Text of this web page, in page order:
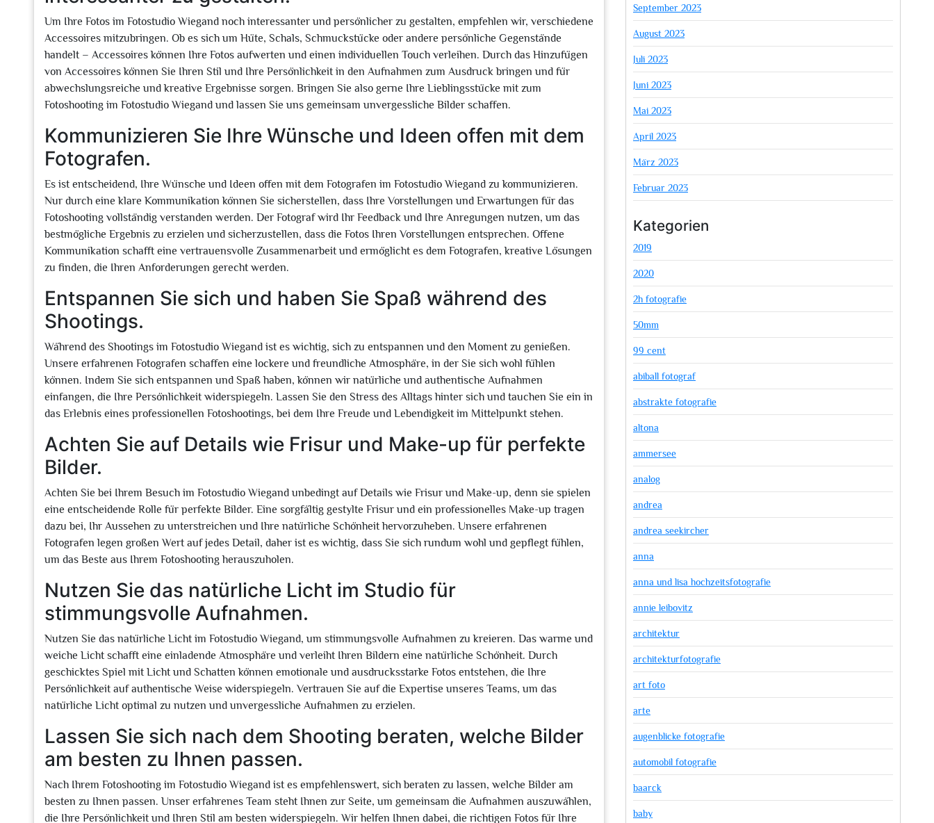
Um Ihre Fotos im Fotostudio Wiegand noch interessanter und persönlicher zu gestalten, empfehlen wir, verschiedene
Accessoires mitzubringen. Ob es sich um Hüte, Schals, Schmuckstücke oder andere persönliche Gegenstände
handelt – Accessoires können Ihre Fotos aufwerten und einen individuellen Touch verleihen. Durch das Hinzufügen
von Accessoires können Sie Ihren Stil und Ihre Persönlichkeit in den Aufnahmen zum Ausdruck bringen und für
abwechslungsreiche und kreative Ergebnisse sorgen. Bringen Sie also gerne Ihre Lieblingsstücke mit zum
Fotoshooting im Fotostudio Wiegand und lassen Sie uns gemeinsam unvergessliche Bilder schaffen.
Kommunizieren Sie Ihre Wünsche und Ideen offen mit dem
Fotografen.
Es ist entscheidend, Ihre Wünsche und Ideen offen mit dem Fotografen im Fotostudio Wiegand zu kommunizieren.
Nur durch eine klare Kommunikation können Sie sicherstellen, dass Ihre Vorstellungen und Erwartungen für das
Fotoshooting vollständig verstanden werden. Der Fotograf wird Ihr Feedback und Ihre Anregungen nutzen, um das
bestmögliche Ergebnis zu erzielen und sicherzustellen, dass die Fotos Ihren Vorstellungen entsprechen. Offene
Kommunikation schafft eine vertrauensvolle Zusammenarbeit und ermöglicht es dem Fotografen, kreative Lösungen
zu finden, die Ihren Anforderungen gerecht werden.
Entspannen Sie sich und haben Sie Spaß während des
Shootings.
Während des Shootings im Fotostudio Wiegand ist es wichtig, sich zu entspannen und den Moment zu genießen.
Unsere erfahrenen Fotografen schaffen eine lockere und freundliche Atmosphäre, in der Sie sich wohl fühlen
können. Indem Sie sich entspannen und Spaß haben, können wir natürliche und authentische Aufnahmen
einfangen, die Ihre Persönlichkeit widerspiegeln. Lassen Sie den Stress des Alltags hinter sich und tauchen Sie ein in
das Erlebnis eines professionellen Fotoshootings, bei dem Ihre Freude und Lebendigkeit im Mittelpunkt stehen.
Achten Sie auf Details wie Frisur und Make-up für perfekte
Bilder.
Achten Sie bei Ihrem Besuch im Fotostudio Wiegand unbedingt auf Details wie Frisur und Make-up, denn sie spielen
eine entscheidende Rolle für perfekte Bilder. Eine sorgfältig gestylte Frisur und ein professionelles Make-up tragen
dazu bei, Ihr Aussehen zu unterstreichen und Ihre natürliche Schönheit hervorzuheben. Unsere erfahrenen
Fotografen legen großen Wert auf jedes Detail, daher ist es wichtig, dass Sie sich rundum wohl und gepflegt fühlen,
um das Beste aus Ihrem Fotoshooting herauszuholen.
Nutzen Sie das natürliche Licht im Studio für
stimmungsvolle Aufnahmen.
Nutzen Sie das natürliche Licht im Fotostudio Wiegand, um stimmungsvolle Aufnahmen zu kreieren. Das warme und
weiche Licht schafft eine einladende Atmosphäre und verleiht Ihren Bildern eine natürliche Schönheit. Durch
geschicktes Spiel mit Licht und Schatten können emotionale und ausdrucksstarke Fotos entstehen, die Ihre
Persönlichkeit auf authentische Weise widerspiegeln. Vertrauen Sie auf die Expertise unseres Teams, um das
natürliche Licht optimal zu nutzen und unvergessliche Aufnahmen zu erzielen.
Lassen Sie sich nach dem Shooting beraten, welche Bilder
am besten zu Ihnen passen.
Nach Ihrem Fotoshooting im Fotostudio Wiegand ist es empfehlenswert, sich beraten zu lassen, welche Bilder am
besten zu Ihnen passen. Unser erfahrenes Team steht Ihnen zur Seite, um gemeinsam die Aufnahmen auszuwählen,
die Ihre Persönlichkeit und Ihren Stil am besten widerspiegeln. Wir helfen Ihnen dabei, die richtigen Fotos für Ihre
September 2023
August 2023
Juli 2023
Juni 2023
Mai 2023
April 2023
März 2023
Februar 2023
Kategorien
2019
2020
2h fotografie
50mm
99 cent
abiball fotograf
abstrakte fotografie
altona
ammersee
analog
andrea
andrea seekircher
anna
anna und lisa hochzeitsfotografie
annie leibovitz
architektur
architekturfotografie
art foto
arte
augenblicke fotografie
automobil fotografie
baarck
baby